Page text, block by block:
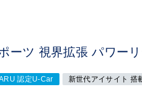
ーツ 視界拡張 パワー
認定U-Car 新世代アイサイト 搭